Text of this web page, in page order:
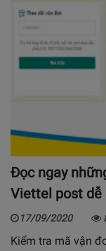
Đọc ngay
Viettel post dễ
17/09/2020
Kiểm tra mã vận